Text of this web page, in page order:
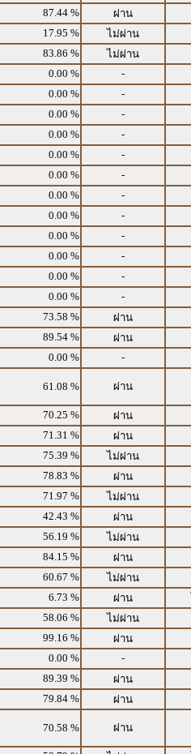
87.44 % ผ่าน
17.95 % ไม่ผ่าน
83.86 % ไม่ผ่าน
0.00 % -
0.00 % -
0.00 % -
0.00 % -
0.00 % -
0.00 % -
0.00 % -
0.00 % -
0.00 % -
0.00 % -
0.00 % -
0.00 % -
73.58 % ผ่าน
89.54 % ผ่าน
0.00 % -
61.08 % ผ่าน
70.25 % ผ่าน
71.31 % ผ่าน
75.39 % ไม่ผ่าน
78.83 % ผ่าน
71.97 % ไม่ผ่าน
42.43 % ผ่าน
56.19 % ไม่ผ่าน
84.15 % ผ่าน
60.67 % ไม่ผ่าน
6.73 % ผ่าน
58.06 % ไม่ผ่าน
99.16 % ผ่าน
0.00 % -
89.39 % ผ่าน
79.84 % ผ่าน
70.58 % ผ่าน